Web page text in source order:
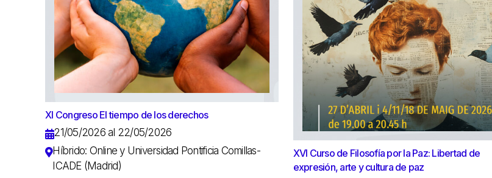
XI Congreso El tiempo de los derechos
21/05/2026 al 22/05/2026
Híbrido: Online y Universidad Pontificia Comillas-
ICADE (Madrid)
XVI Curso de Filosofía por la Paz: Libertad de
expresión, arte y cultura de paz